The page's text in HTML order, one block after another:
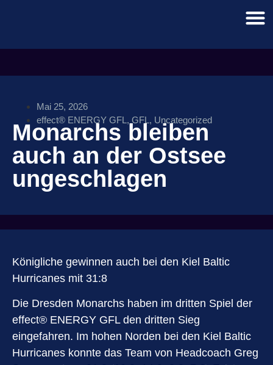
Mai 25, 2026
effect® ENERGY GFL , GFL , Uncategorized
Monarchs bleiben
auch an der Ostsee
ungeschlagen
Königliche gewinnen auch bei den Kiel Baltic
Hurricanes mit 31:8
Die Dresden Monarchs haben im dritten Spiel der
effect®️ ENERGY GFL den dritten Sieg
eingefahren. Im hohen Norden bei den Kiel Baltic
Hurricanes konnte das Team von Headcoach Greg